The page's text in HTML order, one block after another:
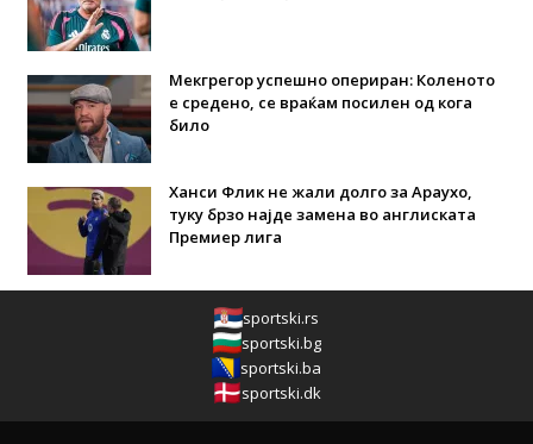
Мекгрегор успешно опериран: Коленото
е средено, се враќам посилен од кога
било
Ханси Флик не жали долго за Араухо,
туку брзо најде замена во англиската
Премиер лига
sportski.rs
sportski.bg
sportski.ba
sportski.dk